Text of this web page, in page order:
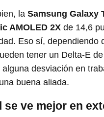
la Samsung Galaxy
AMOLED 2X de 14,6
Eso sí, dependiendo
tener un Delta-E
alguna desviación en
buena aliada.
se ve mejor en